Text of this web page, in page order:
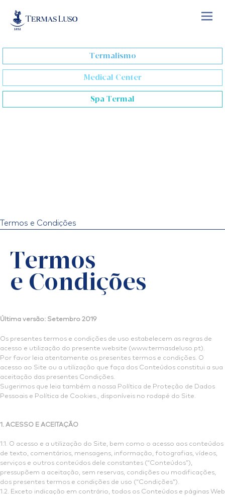
content
Termalismo
Medical Center
Spa Termal
Termos e Condições
Termos
e Condições
Última versão: Setembro 2019
Os presentes termos e condições de uso estabelecem as regras de
acesso e utilização do presente website (www.termasdeluso.pt).
Por favor leia atentamente os presentes termos e condições. O
acesso ao Site ou a utilização que faça dos Conteúdos constitui a sua
aceitação das presentes Condições.
Sugerimos que leia também a nossa Política de Proteção de Dados
Pessoais e Política de Cookies., disponíveis no rodapé do Site.
1. ACESSO E ACEITAÇÃO
1.1. O acesso e a utilização do Site, bem como o acesso aos conteúdos
de texto, comentários, mensagens, informação, fotografias, vídeos,
serviços e outros conteúdos dele constantes (“Conteúdos”),
pressupõem a aceitação, sem reservas, condições ou modificações,
dos presentes termos e condições de uso (“Condições”).
1.2. Exceto indicação em contrário, todos os Conteúdos e páginas Web